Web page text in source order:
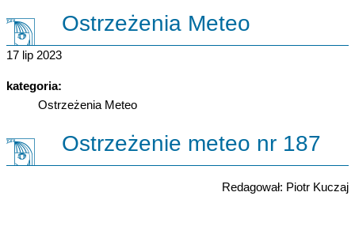
Ostrzeżenia Meteo
17 lip 2023
kategoria:
Ostrzeżenia Meteo
Ostrzeżenie meteo nr 187
Redagował: Piotr Kuczaj